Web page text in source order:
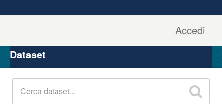
Accedi
Organizzazioni
Gruppi
Dataset